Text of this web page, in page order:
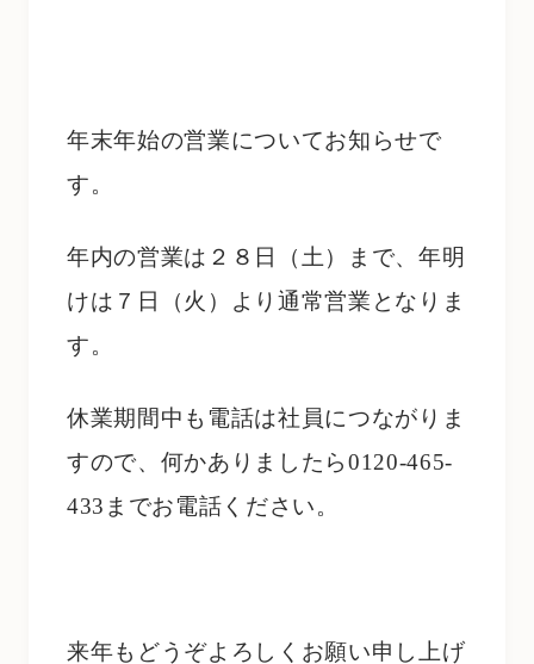
年末年始の営業についてお知らせで
す。
年内の営業は２８日（土）まで、年明
けは７日（火）より通常営業となりま
す。
休業期間中も電話は社員につながりま
すので、何かありましたら0120-465-
433までお電話ください。
来年もどうぞよろしくお願い申し上げ